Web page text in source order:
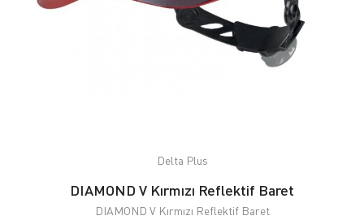
Delta Plus
DIAMOND V Kırmızı Reflektif Baret
DIAMOND V Kırmızı Reflektif Baret